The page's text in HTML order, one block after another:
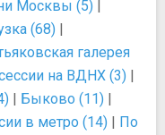
Москвы (5) |
(68) |
галерея
на ВДНХ (3) |
| Быково (11) |
в метро (14) | По